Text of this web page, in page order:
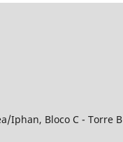
Iphan, Bloco C - Torre B